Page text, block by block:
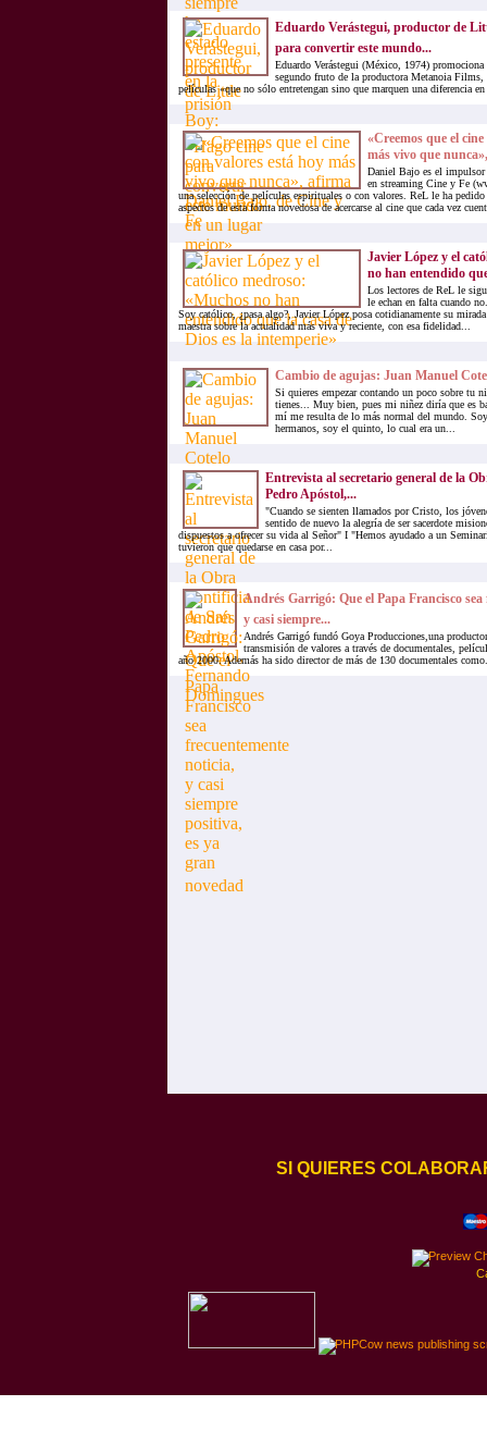
Eduardo Verástegui, productor de
para convertir este mundo...
Eduardo Verástegui (México, 1974)
segundo fruto de la productora Metanoia Films,
películas «que no sólo entretengan sino que marquen una diferencia
«Creemos que el
más vivo que
Daniel Bajo es el impulsor
en streaming Cine y Fe
una selección de películas espirituales o con valores. ReL le ha
aspectos de esta forma novedosa de acercarse al cine que cada vez
Javier López y el
no han entendido
Los lectores de ReL le
le echan en falta cuando
Soy católico, ¿pasa algo?, Javier López posa cotidianamente su
maestra sobre la actualidad más viva y reciente, con esa fidelidad...
Cambio de agujas: Juan Manuel
Si quieres empezar contando un poco sobre tu
tienes... Muy bien, pues mi niñez diría que es
mí me resulta de lo más normal del mundo.
hermanos, soy el quinto, lo cual era un...
Entrevista al secretario general de la
Pedro Apóstol,...
"Cuando se sienten llamados por Cristo, los
sentido de nuevo la alegría de ser sacerdote
dispuestos a ofrecer su vida al Señor" I "Hemos ayudado a un
tuvieron que quedarse en casa por...
Andrés Garrigó: Que el Papa Francisco
y casi siempre...
Andrés Garrigó fundó Goya Producciones,una
transmisión de valores a través de documentales,
año 2000. Además ha sido director de más de 130 documentales
SI QUIERES